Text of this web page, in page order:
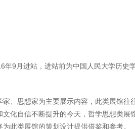
9月进站，进站前为中国人民大学历史
、思想家为主要展示内容，此类展馆往
化自信不断提升的今天，哲学思想类展
此类展馆的策划设计提供借鉴和参考。